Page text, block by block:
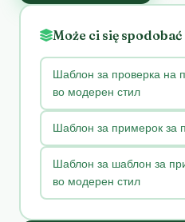
Może ci się spodobać
Шаблон за проверка на
во модерен стил
Шаблон за примерок за
Шаблон за шаблон за
во модерен стил